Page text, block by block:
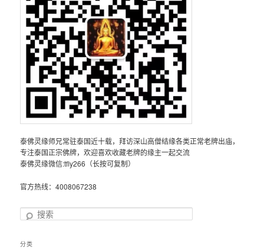
泰佛灵缘师兄常驻泰国近十载，拜访深山高僧结缘各类正常老牌出庙，
专注泰国正宗佛牌，欢迎喜欢收藏老牌的缘主一起交流
泰佛灵缘微信:tfly266（长按可复制）
官方热线：4008067238
搜
分类